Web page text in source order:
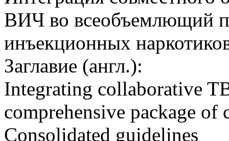
ВИЧ во всеобъемлющий
инъекционных
Заглавие (англ.):
Integrating collaborative
comprehensive package
Consolidated guidelines